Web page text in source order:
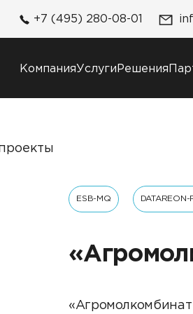
+7 (495) 280-08-01
КомпанияУслуги Решения
ESB-MQ DATAREON-